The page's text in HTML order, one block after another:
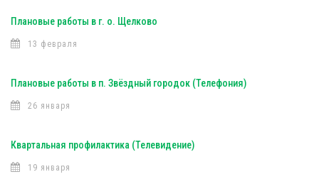
Плановые работы в г. о. Щелково
13 февраля
Плановые работы в п. Звёздный городок (Телефония)
26 января
Квартальная профилактика (Телевидение)
19 января